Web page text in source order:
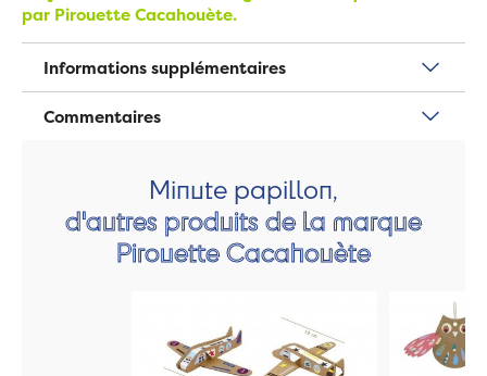
par Pirouette Cacahouète.
Informations supplémentaires
Commentaires
Minute papillon,
d'autres produits de la marque
Pirouette Cacahouète